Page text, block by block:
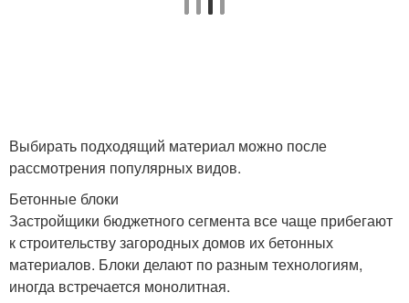
Выбирать подходящий материал можно после
рассмотрения популярных видов.
Бетонные блоки
Застройщики бюджетного сегмента все чаще прибегают
к строительству загородных домов их бетонных
материалов. Блоки делают по разным технологиям,
иногда встречается монолитная.